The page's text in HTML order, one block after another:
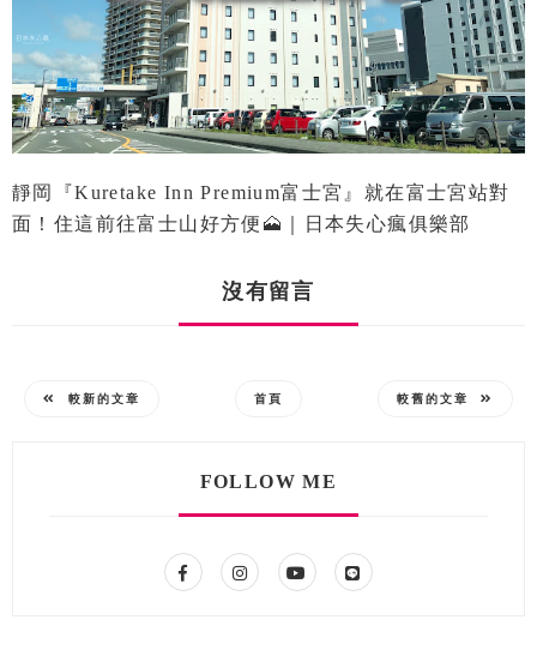
靜岡『Kuretake Inn Premium富士宮』就在富士宮站對
面！住這前往富士山好方便🗻｜日本失心瘋俱樂部
沒有留言
較新的文章 首頁 較舊的文章
FOLLOW ME